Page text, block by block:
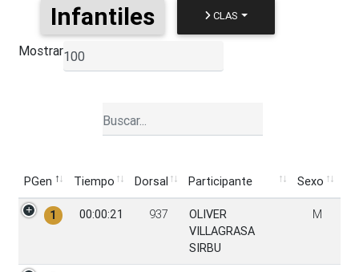
Infantiles CLAS
Mostrar
PGen Tiempo Dorsal Participante
Sexo
PGen
Tiempo Dorsal Participante Sexo
1 00:00:21 937
OLIVER
VILLAGRASA
SIRBU
M